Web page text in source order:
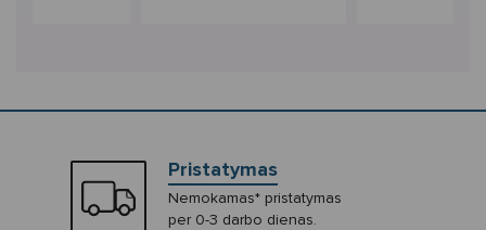
Pristatymas
Nemokamas* pristatymas
per 0-3 darbo dienas.